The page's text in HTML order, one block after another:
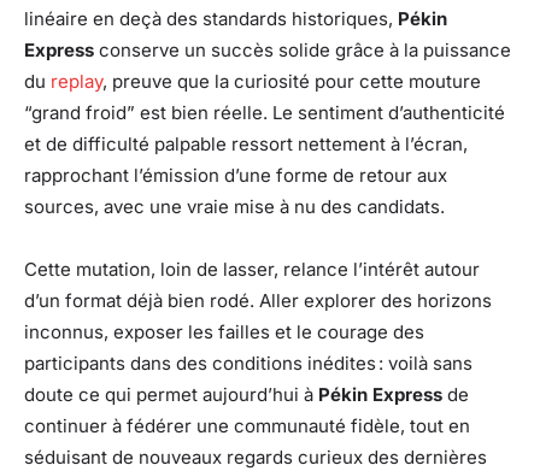
linéaire en deçà des standards historiques, Pékin
Express conserve un succès solide grâce à la puissance
du replay, preuve que la curiosité pour cette mouture
“grand froid” est bien réelle. Le sentiment d’authenticité
et de difficulté palpable ressort nettement à l’écran,
rapprochant l’émission d’une forme de retour aux
sources, avec une vraie mise à nu des candidats.
Cette mutation, loin de lasser, relance l’intérêt autour
d’un format déjà bien rodé. Aller explorer des horizons
inconnus, exposer les failles et le courage des
participants dans des conditions inédites : voilà sans
doute ce qui permet aujourd’hui à Pékin Express de
continuer à fédérer une communauté fidèle, tout en
séduisant de nouveaux regards curieux des dernières